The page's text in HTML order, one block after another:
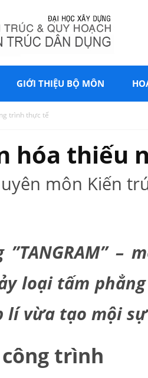
GIỚI THIỆU BỘ MÔN
trình thực tế
hóa thiếu
môn Kiến
loại tấm
lí vừa tạo mội
trình